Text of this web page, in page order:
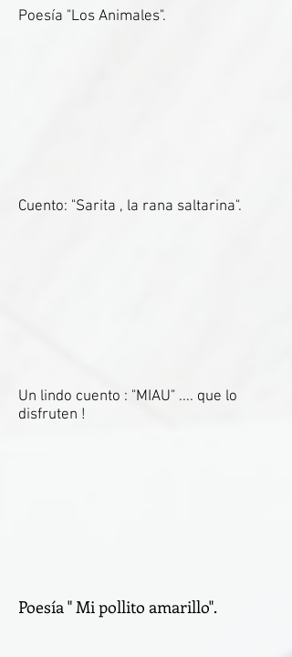
Poesía "Los Animales".
Cuento: "Sarita , la rana saltarina".
Un lindo cuento : "MIAU" .... que lo
disfruten !
Poesía " Mi pollito amarillo".